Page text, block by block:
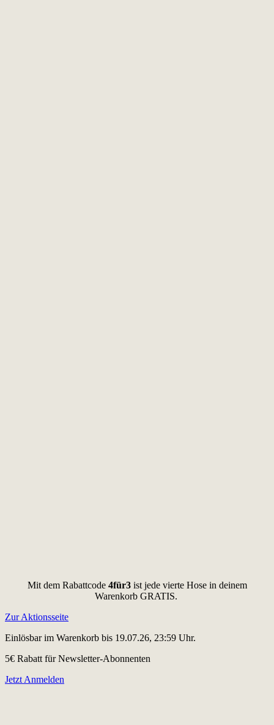
Mit dem Rabattcode 4für3ist jede vierte Hose in deinem
Warenkorb GRATIS.
Zur Aktionsseite
Einlösbar im Warenkorb bis 19.07.26, 23:59 Uhr.
5€ Rabatt für Newsletter-Abonnenten
Jetzt Anmelden